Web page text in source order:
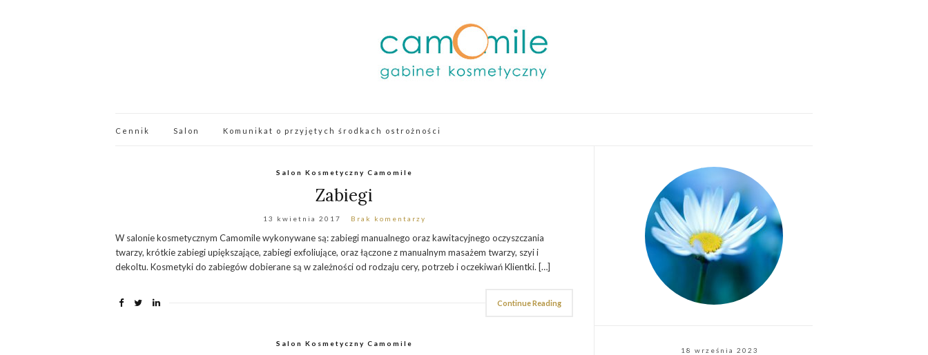
Cennik Salon Komunikat o przyjętych środkach ostrożności
Salon Kosmetyczny Camomile
Zabiegi
13 kwietnia 2017 Brak komentarzy
W salonie kosmetycznym Camomile wykonywane są: zabiegi manualnego oraz kawitacyjnego oczyszczania
twarzy, krótkie zabiegi upiększające, zabiegi exfoliujące, oraz łączone z manualnym masażem twarzy, szyi i
dekoltu. Kosmetyki do zabiegów dobierane są w zależności od rodzaju cery, potrzeb i oczekiwań Klientki. […]
Continue Reading
Salon Kosmetyczny Camomile
18 września 2023